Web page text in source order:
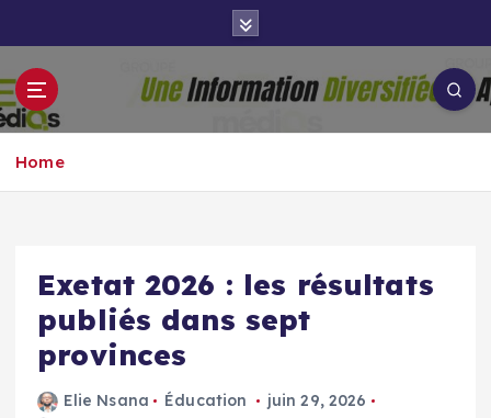
p
t
o
o
Groupe Aigle
Médias
Home
Exetat 2026 : les résultats
publiés dans sept
provinces
Elie Nsana Éducation
juin 29, 2026